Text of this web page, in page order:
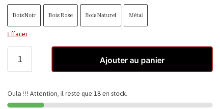
Bois Noir Bois Rose Bois Naturel Métal
Effacer
Ajouter au panier
Oula !!! Attention, il reste que 18 en stock.